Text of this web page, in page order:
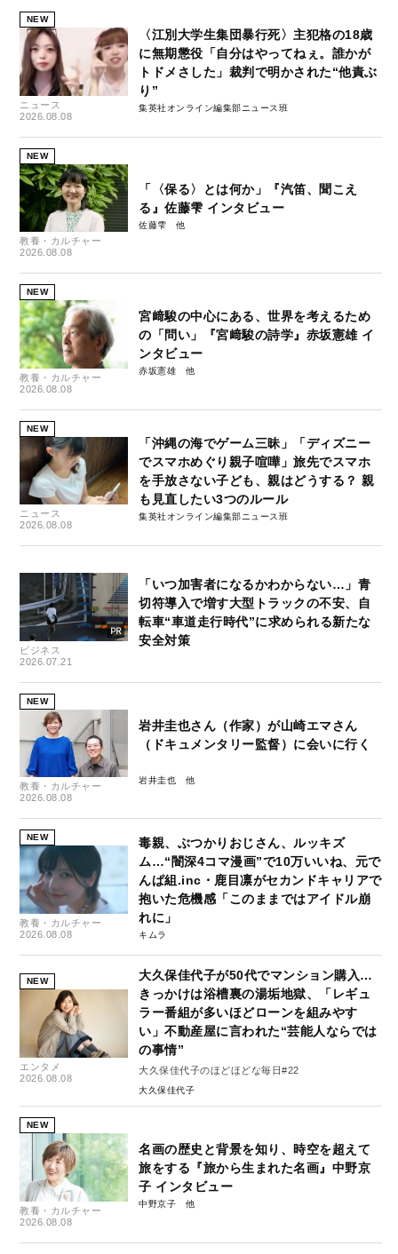
NEW
ニュース
2026.08.08
〈江別大学生集団暴行死〉主犯格の18歳
に無期懲役「自分はやってねぇ。誰かが
トドメさした」裁判で明かされた“他責ぶ
り”
集英社オンライン編集部ニュース班
NEW
教養・カルチャー
2026.08.08
「〈保る〉とは何か」『汽笛、聞こえ
る』佐藤雫 インタビュー
佐藤雫
NEW
教養・カルチャー
2026.08.08
宮﨑駿の中心にある、世界を考えるため
の「問い」『宮﨑駿の詩学』赤坂憲雄 イ
ンタビュー
赤坂憲雄
NEW
ニュース
2026.08.08
「沖縄の海でゲーム三昧」「ディズニー
でスマホめぐり親子喧嘩」旅先でスマホ
を手放さない子ども、親はどうする？ 親
も見直したい3つのルール
集英社オンライン編集部ニュース班
ビジネス
2026.07.21
「いつ加害者になるかわからない…」青
切符導入で増す大型トラックの不安、自
転車“車道走行時代”に求められる新たな
安全対策
NEW
教養・カルチャー
2026.08.08
岩井圭也さん（作家）が山崎エマさん
（ドキュメンタリー監督）に会いに行く
岩井圭也
NEW
教養・カルチャー
2026.08.08
毒親、ぶつかりおじさん、ルッキズ
ム…“闇深4コマ漫画”で10万いいね、元で
んぱ組.inc・鹿目凛がセカンドキャリアで
抱いた危機感「このままではアイドル崩
れに」
キムラ
NEW
エンタメ
2026.08.08
大久保佳代子が50代でマンション購入…
きっかけは浴槽裏の湯垢地獄、「レギュ
ラー番組が多いほどローンを組みやす
い」不動産屋に言われた“芸能人ならでは
の事情”
大久保佳代子のほどほどな毎日#22
大久保佳代子
NEW
教養・カルチャー
2026.08.08
名画の歴史と背景を知り、時空を超えて
旅をする『旅から生まれた名画』中野京
子 インタビュー
中野京子